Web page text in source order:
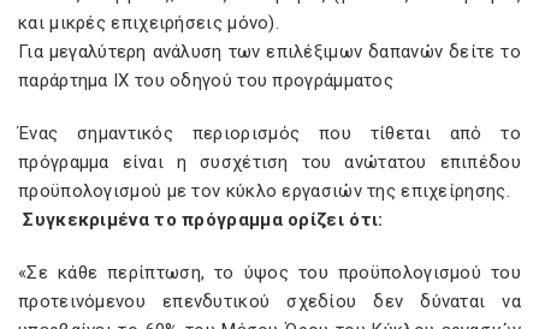
και μικρές επιχειρήσεις μόνο).
Για μεγαλύτερη ανάλυση των επιλέξιμων δαπανών δείτε το
παράρτημα IX του οδηγού του προγράμματος
Ένας σημαντικός περιορισμός που τίθεται από το
πρόγραμμα είναι η συσχέτιση του ανώτατου επιπέδου
προϋπολογισμού με τον κύκλο εργασιών της επιχείρησης.
Συγκεκριμένα το πρόγραμμα ορίζει ότι:
«Σε κάθε περίπτωση, το ύψος του προϋπολογισμού του
προτεινόμενου επενδυτικού σχεδίου δεν δύναται να